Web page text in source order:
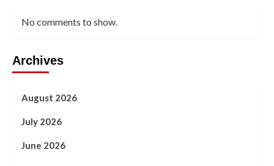
No comments to show.
Archives
August 2026
July 2026
June 2026